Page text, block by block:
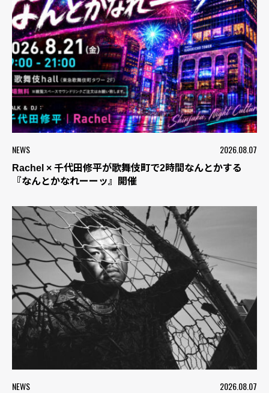
NEWS 2026.08.07
Rachel × 千代田修平が歌舞伎町で2時間なんとかする
『なんとかなれーーッ』開催
NEWS 2026.08.07